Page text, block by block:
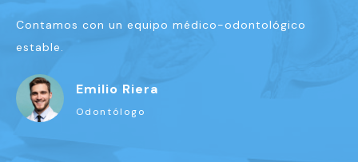
Contamos con un equipo médico-odontológico
estable.
Emilio Riera
Odontólogo